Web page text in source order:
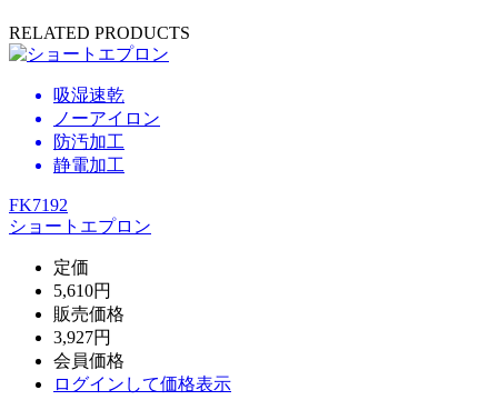
RELATED PRODUCTS
吸湿速乾
ノーアイロン
防汚加工
静電加工
FK7192
ショートエプロン
定価
5,610円
販売価格
3,927円
会員価格
ログイン して価格表示